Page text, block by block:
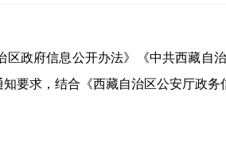
政府信息公开办法》《中共西藏自
要求，结合《西藏自治区公安厅政